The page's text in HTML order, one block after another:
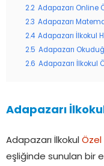
2.2 Adapazarı Online
2.3 Adapazarı
2.4 Adapazarı İlkokul
2.5 Adapazarı
2.6 Adapazarı İlkokul
Adapazarı
Adapazarı İlkokul Özel
eşliğinde sunulan bir